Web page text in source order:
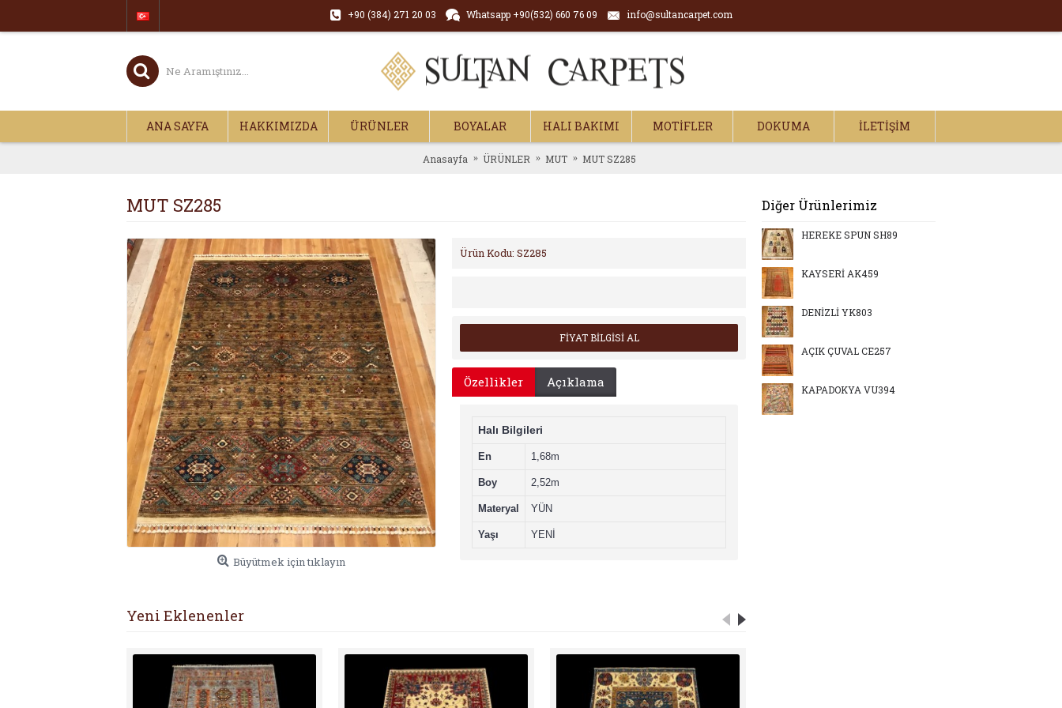
+90 (384) 271 20 03 Whatsapp +90(532) 660 76 09 info@sultancarpet.com
ANA SAYFA HAKKIMIZDA ÜRÜNLER BOYALAR HALI BAKIMI MOTİFLER DOKUMA İLETIŞIM
Anasayfa ÜRÜNLER MUT MUT SZ285
Diğer Ürünlerimiz
HEREKE SPUN SH89
KAYSERİ AK459
DENİZLİ YK803
AÇIK ÇUVAL CE257
KAPADOKYA VU394
MUT SZ285
Büyütmek için tıklayın
Ürün Kodu: SZ285
FİYAT BİLGİSİ AL
Özellikler Açıklama
Halı Bilgileri
En 1,68m
Boy 2,52m
Materyal YÜN
Yaşı YENİ
Yeni Eklenenler